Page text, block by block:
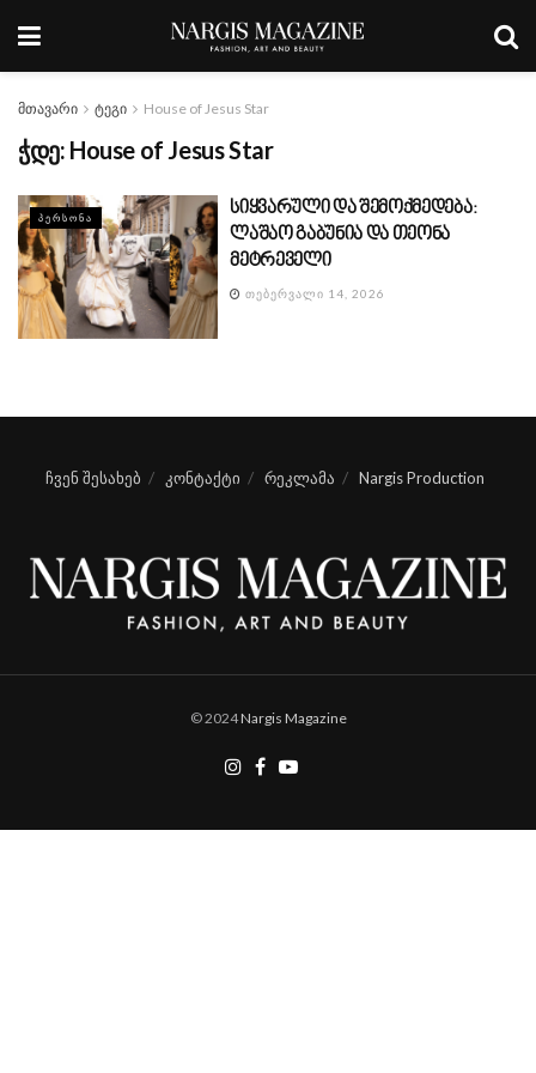
მთავარი ტეგი House of Jesus Star
ჭდე: House of Jesus Star
ᲞᲔᲠᲡᲝᲜᲐ
სიყვარული და შემოქმედება:
ლაშაო გაბუნია და თეონა
მეტრეველი
ᲗᲔᲑᲔᲠᲕᲐᲚᲘ 14, 2026
ჩვენ შესახებ კონტაქტი რეკლამა Nargis Production
© 2024Nargis Magazine